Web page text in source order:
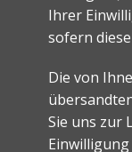
Ihrer
sofern
Die von
Sie uns zur